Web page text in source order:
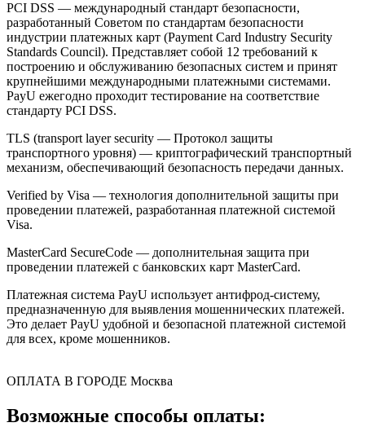
PCI DSS — международный стандарт безопасности,
разработанный Советом по стандартам безопасности
индустрии платежных карт (Payment Card Industry Security
Standards Council). Представляет собой 12 требований к
построению и обслуживанию безопасных систем и принят
крупнейшими международными платежными системами.
PayU ежегодно проходит тестирование на соответствие
стандарту PCI DSS.
TLS (transport layer security — Протокол защиты
транспортного уровня) — криптографический транспортный
механизм, обеспечивающий безопасность передачи данных.
Verified by Visa — технология дополнительной защиты при
проведении платежей, разработанная платежной системой
Visa.
MasterCard SecureCode — дополнительная защита при
проведении платежей с банковских карт MasterCard.
Платежная система PayU использует антифрод-систему,
предназначенную для выявления мошеннических платежей.
Это делает PayU удобной и безопасной платежной системой
для всех, кроме мошенников.
ОПЛАТА В ГОРОДЕ Москва
Возможные способы оплаты: